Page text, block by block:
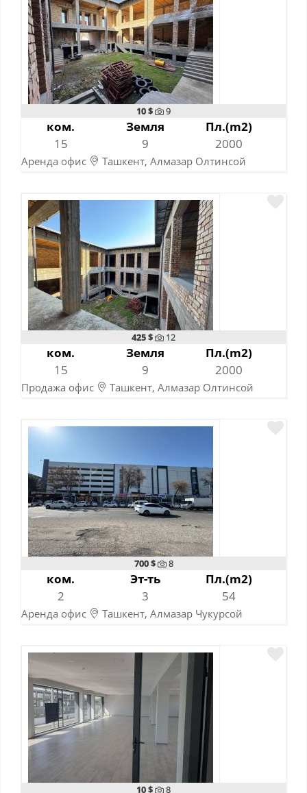
10 $ 9
ком.
15
Земля
9
Пл.(m2)
2000
Аренда офис Ташкент, Алмазар Олтинсой
425 $ 12
ком.
15
Земля
9
Пл.(m2)
2000
Продажа офис Ташкент, Алмазар Олтинсой
700 $ 8
ком.
2
Эт-ть
3
Пл.(m2)
54
Аренда офис Ташкент, Алмазар Чукурсой
10 $ 8